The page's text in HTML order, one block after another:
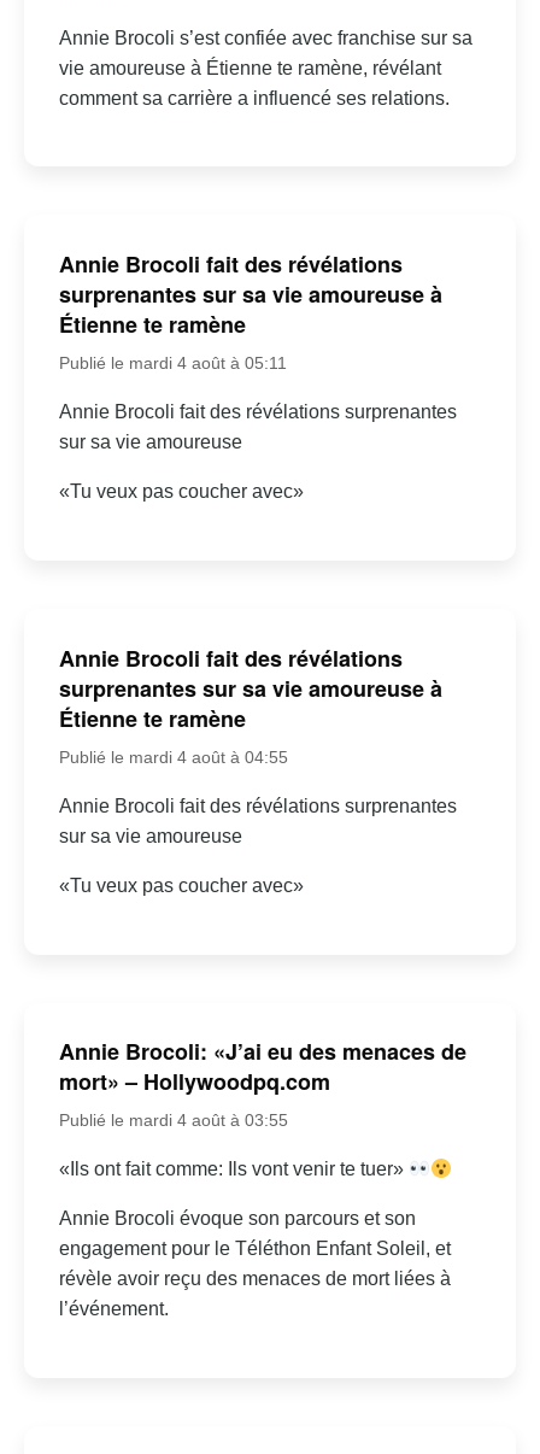
Annie Brocoli s’est confiée avec franchise sur sa
vie amoureuse à Étienne te ramène, révélant
comment sa carrière a influencé ses relations.
Annie Brocoli fait des révélations
surprenantes sur sa vie amoureuse à
Étienne te ramène
Publié le mardi 4 août à 05:11
Annie Brocoli fait des révélations surprenantes
sur sa vie amoureuse
«Tu veux pas coucher avec»
Annie Brocoli fait des révélations
surprenantes sur sa vie amoureuse à
Étienne te ramène
Publié le mardi 4 août à 04:55
Annie Brocoli fait des révélations surprenantes
sur sa vie amoureuse
«Tu veux pas coucher avec»
Annie Brocoli: «J’ai eu des menaces de
mort» – Hollywoodpq.com
Publié le mardi 4 août à 03:55
«Ils ont fait comme: Ils vont venir te tuer»
Annie Brocoli évoque son parcours et son
engagement pour le Téléthon Enfant Soleil, et
révèle avoir reçu des menaces de mort liées à
l’événement.